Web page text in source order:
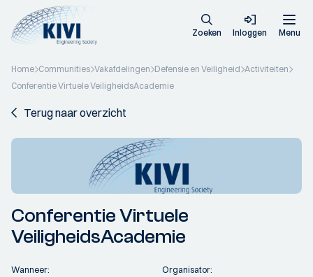
Zoeken Inloggen Menu
Home Communities Vakafdelingen Defensie en Veiligheid Activiteiten
Conferentie Virtuele VeiligheidsAcademie
Terug naar overzicht
Conferentie Virtuele
VeiligheidsAcademie
Wanneer: Organisator: